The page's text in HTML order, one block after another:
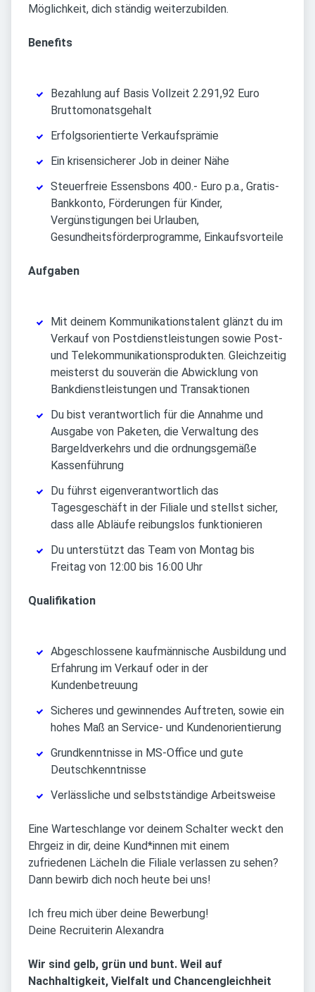
Möglichkeit, dich ständig weiterzubilden.
Benefits
Bezahlung auf Basis Vollzeit 2.291,92 Euro
Bruttomonatsgehalt
Erfolgsorientierte Verkaufsprämie
Ein krisensicherer Job in deiner Nähe
Steuerfreie Essensbons 400.- Euro p.a., Gratis-
Bankkonto, Förderungen für Kinder,
Vergünstigungen bei Urlauben,
Gesundheitsförderprogramme, Einkaufsvorteile
Aufgaben
Mit deinem Kommunikationstalent glänzt du im
Verkauf von Postdienstleistungen sowie Post-
und Telekommunikationsprodukten. Gleichzeitig
meisterst du souverän die Abwicklung von
Bankdienstleistungen und Transaktionen
Du bist verantwortlich für die Annahme und
Ausgabe von Paketen, die Verwaltung des
Bargeldverkehrs und die ordnungsgemäße
Kassenführung
Du führst eigenverantwortlich das
Tagesgeschäft in der Filiale und stellst sicher,
dass alle Abläufe reibungslos funktionieren
Du unterstützt das Team von Montag bis
Freitag von 12:00 bis 16:00 Uhr
Qualifikation
Abgeschlossene kaufmännische Ausbildung und
Erfahrung im Verkauf oder in der
Kundenbetreuung
Sicheres und gewinnendes Auftreten, sowie ein
hohes Maß an Service- und Kundenorientierung
Grundkenntnisse in MS-Office und gute
Deutschkenntnisse
Verlässliche und selbstständige Arbeitsweise
Eine Warteschlange vor deinem Schalter weckt den
Ehrgeiz in dir, deine Kund*innen mit einem
zufriedenen Lächeln die Filiale verlassen zu sehen?
Dann bewirb dich noch heute bei uns!
Ich freu mich über deine Bewerbung!
Deine Recruiterin Alexandra
Wir sind gelb, grün und bunt. Weil auf
Nachhaltigkeit, Vielfalt und Chancengleichheit